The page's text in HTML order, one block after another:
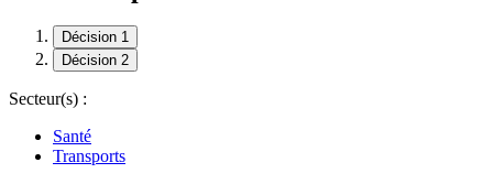
Décision 1
Décision 2
Secteur(s) :
Santé
Transports